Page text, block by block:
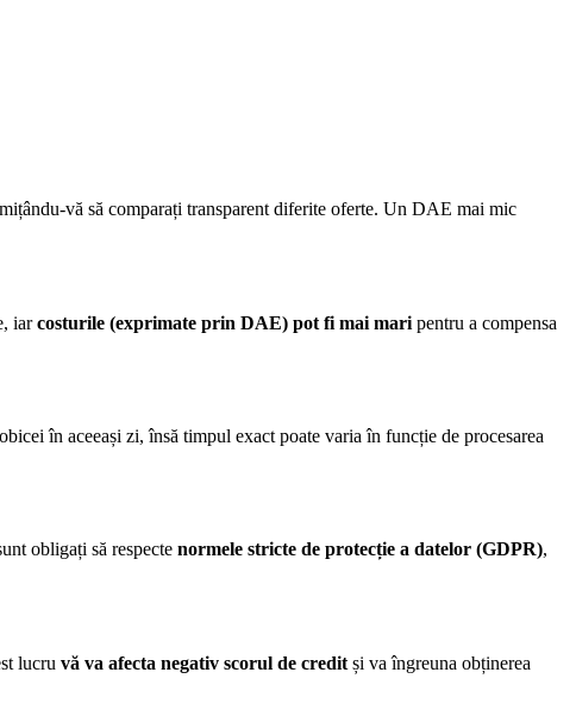
vă să comparați transparent diferite oferte. Un DAE mai mic
iarcosturile (exprimate prin DAE) pot fi mai mari pentru a compensa
în aceeași zi, însă timpul exact poate varia în funcție de procesarea
obligați să respecte normele stricte de protecție a datelor (GDPR),
lucru vă va afecta negativ scorul de credit și va îngreuna obținerea